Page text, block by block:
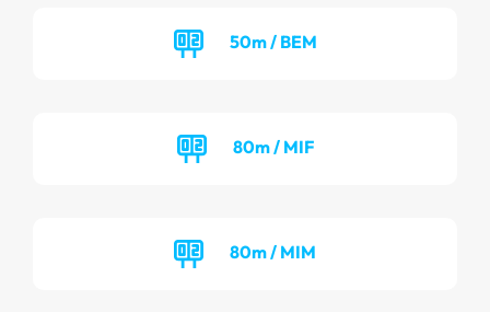
50m / BEM
80m / MIF
80m / MIM